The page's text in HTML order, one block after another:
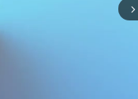
arrow_forward_ios